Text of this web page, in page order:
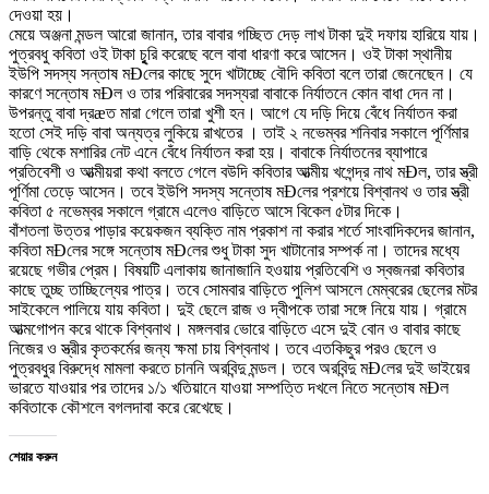
দেওয়া হয়।
মেয়ে অঞ্জনা মন্ডল আরো জানান, তার বাবার গচ্ছিত দেড় লাখ টাকা দুই দফায় হারিয়ে যায়।
পুত্রবধু কবিতা ওই টাকা চুৃরি করেছে বলে বাবা ধারণা করে আসেন। ওই টাকা স্থানীয়
ইউপি সদস্য সন্তাষ মÐলের কাছে সুদে খাটাচ্ছে বৌদি কবিতা বলে তারা জেনেছেন। যে
কারণে সন্তোষ মÐল ও তার পরিবারের সদস্যরা বাবাকে নির্যাতনে কোন বাধা দেন না।
উপরন্তু বাবা দ্রæত মারা গেলে তারা খুশী হন। আগে যে দড়ি দিয়ে বেঁধে নির্যাতন করা
হতো সেই দড়ি বাবা অন্যত্র লুকিয়ে রাখতের । তাই ২ নভেম্বর শনিবার সকালে পূর্ণিমার
বাড়ি থেকে মশারির নেট এনে বেঁধে নির্যাতন করা হয়। বাবাকে নির্যাতনের ব্যাপারে
প্রতিবেশী ও আত্মীয়রা কথা বলতে গেলে বউদি কবিতার আত্মীয় খগেন্দ্র নাথ মÐল, তার স্ত্রী
পূর্ণিমা তেড়ে আসেন। তবে ইউপি সদস্য সন্তোষ মÐলের প্রশয়ে বিশ্বানথ ও তার স্ত্রী
কবিতা ৫ নভেম্বর সকালে গ্রামে এলেও বাড়িতে আসে বিকেল ৫টার দিকে।
বাঁশতলা উত্তর পাড়ার কয়েকজন ব্যক্তি নাম প্রকাশ না করার শর্তে সাংবাদিকদের জানান,
কবিতা মÐলের সঙ্গে সন্তোষ মÐলের শুধু টাকা সুদ খাটানোর সম্পর্ক না। তাদের মধ্যে
রয়েছে গভীর প্রেম। বিষয়টি এলাকায় জানাজানি হওয়ায় প্রতিবেশি ও স্বজনরা কবিতার
কাছে তুচ্ছ তাচ্ছিল্যের পাত্র। তবে সোমবার বাড়িতে পুলিশ আসলে মেম্বরের ছেলের মটর
সাইকেলে পালিয়ে যায় কবিতা। দুই ছেলে রাজ ও দ্বীপকে তারা সঙ্গে নিয়ে যায়। গ্রামে
আত্মগোপন করে থাকে বিশ্বনাথ। মঙ্গলবার ভোরে বাড়িতে এসে দুই বোন ও বাবার কাছে
নিজের ও স্ত্রীর কৃতকর্মের জন্য ক্ষমা চায় বিশ্বনাথ। তবে এতকিছুর পরও ছেলে ও
পুত্রবধুর বিরুদ্ধে মামলা করতে চাননি অরবিন্দু মন্ডল। তবে অরবিন্দু মÐলের দুই ভাইয়ের
ভারতে যাওয়ার পর তাদের ১/১ খতিয়ানে যাওয়া সম্পত্তি দখলে নিতে সন্তোষ মÐল
কবিতাকে কৌশলে বগলদাবা করে রেখেছে।
শেয়ার করুন